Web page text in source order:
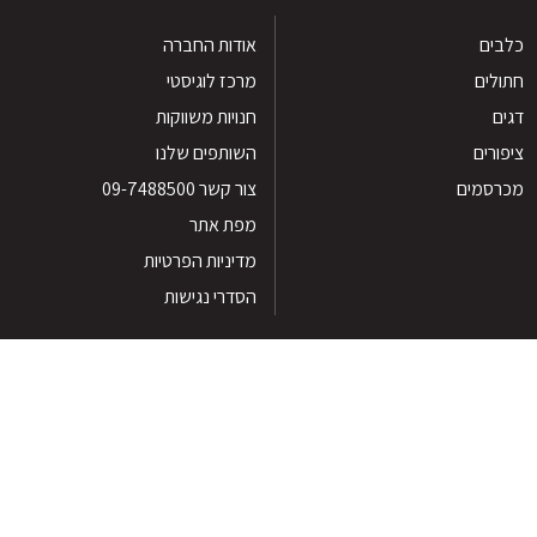
אודות החברה
מרכז לוגיסטי
חנויות משווקות
השותפים שלנו
צור קשר 09-7488500
מפת אתר
מדיניות הפרטיות
הסדרי נגישות